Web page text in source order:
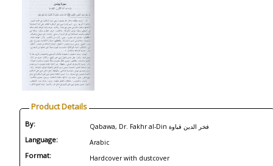
Product Details
By: Qabawa, Dr. Fakhr al-Din فخر الدين قباوة
Language: Arabic
Format: Hardcover with dustcover